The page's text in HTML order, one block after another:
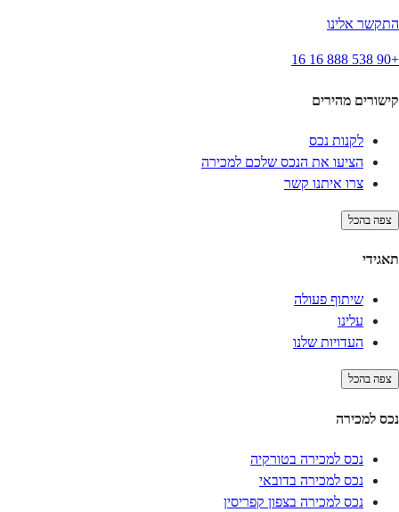
התקשר אלינו
+90 538 888 16 16
קישורים מהירים
לקנות נכס
הציעו את הנכס שלכם למכירה
צרו איתנו קשר
צפה בהכל
תאגידי
שיתוף פעולה
עלינו
העדויות שלנו
צפה בהכל
נכס למכירה
נכס למכירה בטורקיה
נכס למכירה בדובאי
נכס למכירה בצפון קפריסין